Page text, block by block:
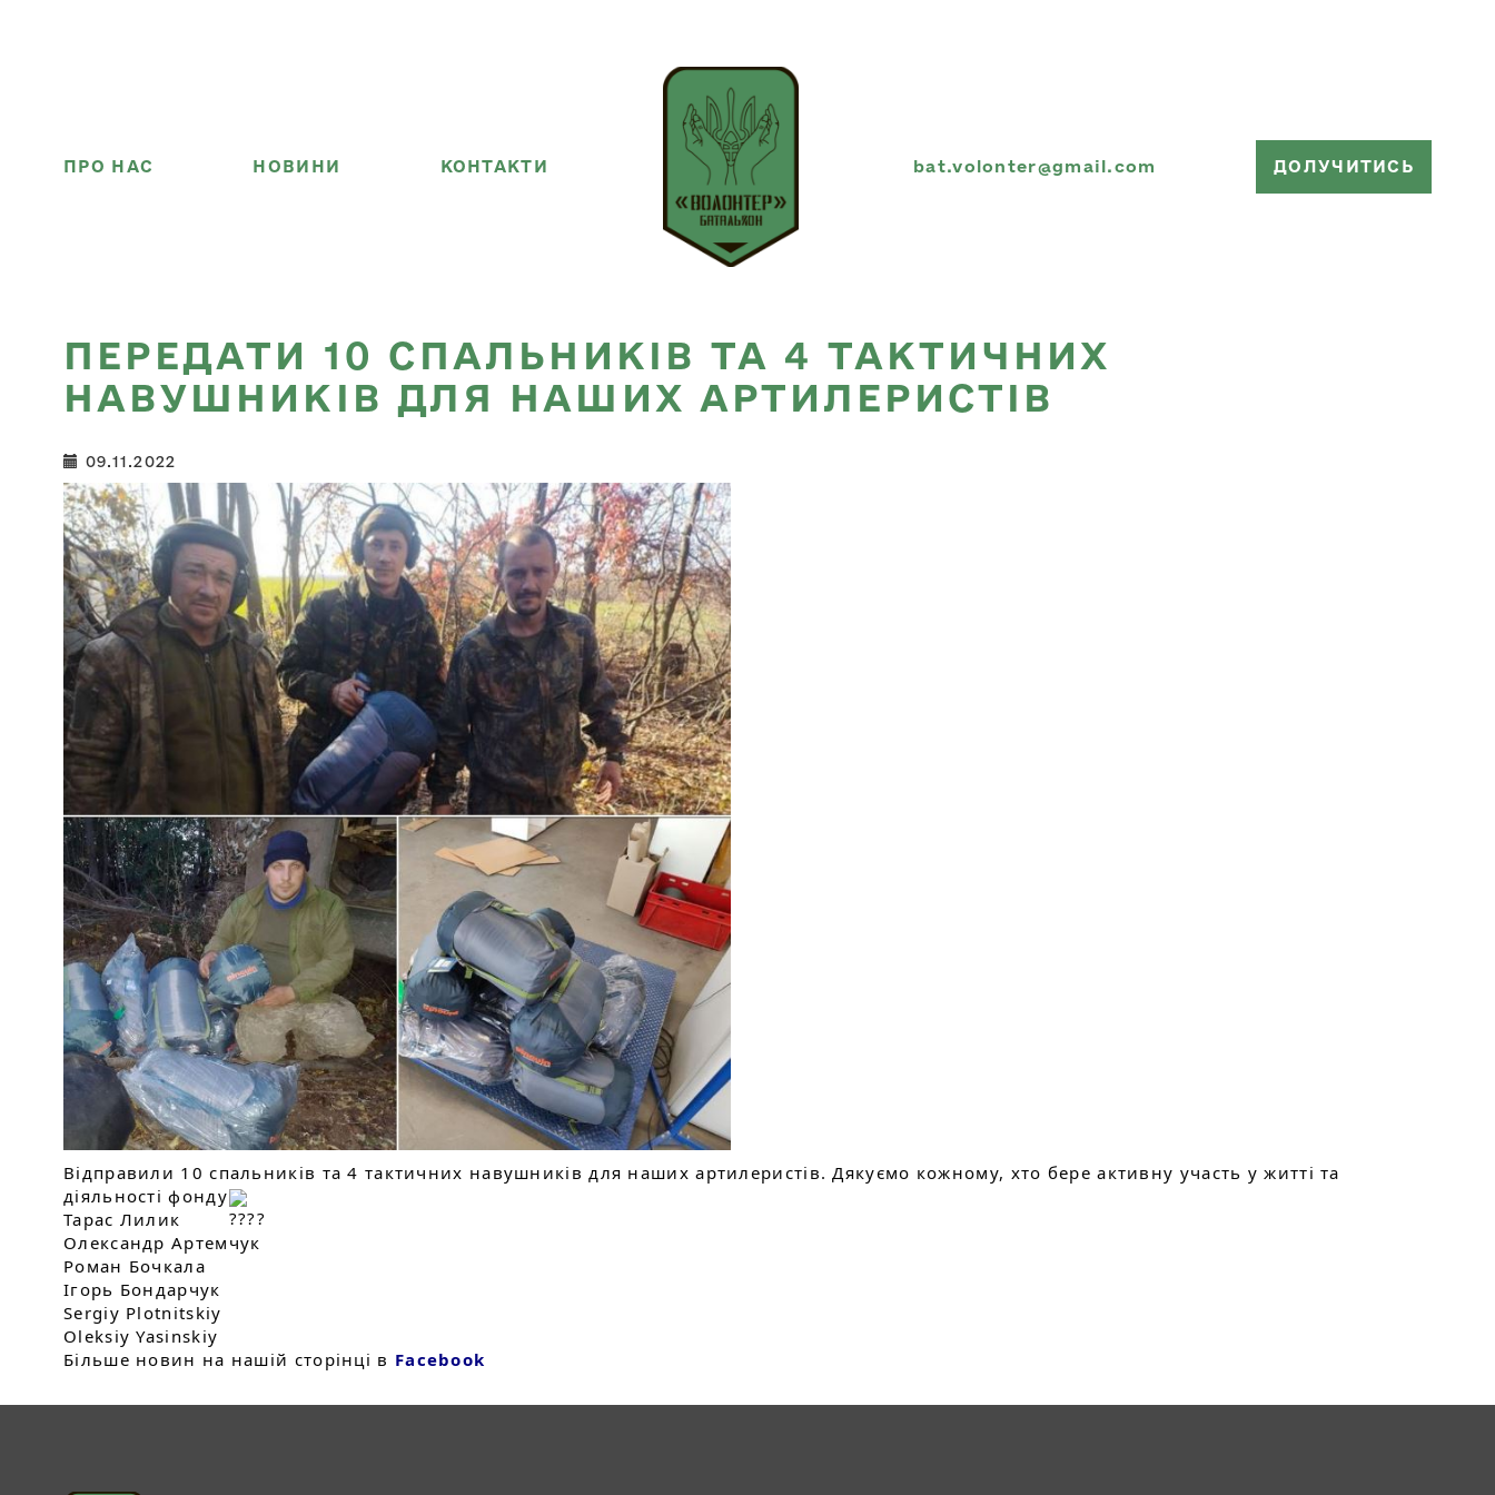
ПРО НАС НОВИНИ КОНТАКТИ bat.volonter@gmail.com ДОЛУЧИТИСЬ
ПЕРЕДАТИ 10 СПАЛЬНИКІВ ТА 4 ТАКТИЧНИХ
НАВУШНИКІВ ДЛЯ НАШИХ АРТИЛЕРИСТІВ
09.11.2022
Відправили 10 спальників та 4 тактичних навушників для наших артилеристів. Дякуємо кожному, хто бере активну участь у житті та
діяльності фонду
Тарас Лилик
Олександр Артемчук
Роман Бочкала
Ігорь Бондарчук
Sergiy Plotnitskiy
Oleksiy Yasinskiy
Більше новин на нашій сторінці в Facebook